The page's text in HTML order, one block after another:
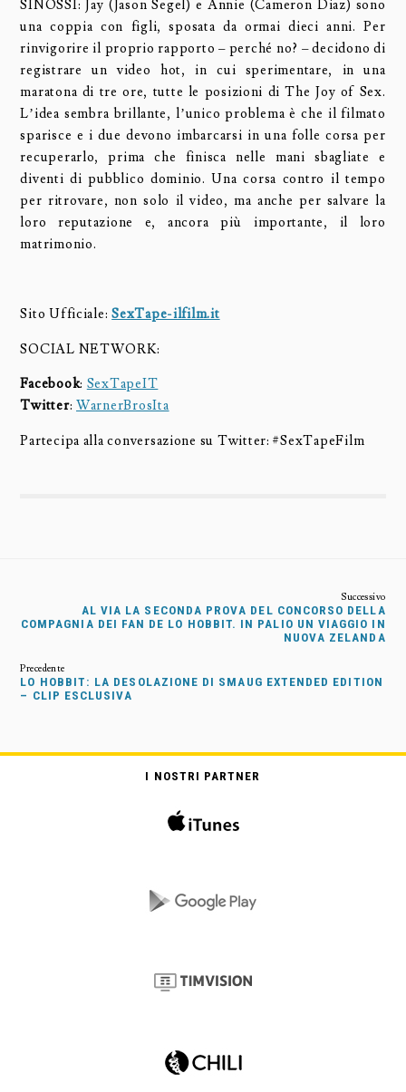
SINOSSI: Jay (Jason Segel) e Annie (Cameron Diaz) sono
una coppia con figli, sposata da ormai dieci anni. Per
rinvigorire il proprio rapporto – perché no? – decidono di
registrare un video hot, in cui sperimentare, in una
maratona di tre ore, tutte le posizioni di The Joy of Sex.
L’idea sembra brillante, l’unico problema è che il filmato
sparisce e i due devono imbarcarsi in una folle corsa per
recuperarlo, prima che finisca nelle mani sbagliate e
diventi di pubblico dominio. Una corsa contro il tempo
per ritrovare, non solo il video, ma anche per salvare la
loro reputazione e, ancora più importante, il loro
matrimonio.
Sito Ufficiale: SexTape-ilfilm.it
SOCIAL NETWORK:
Facebook: SexTapeIT
Twitter:WarnerBrosIta
Partecipa alla conversazione su Twitter: #SexTapeFilm
AL VIA LA SECONDA PROVA DEL CONCORSO DELLA
COMPAGNIA DEI FAN DE LO HOBBIT. IN PALIO UN VIAGGIO IN
NUOVA ZELANDA
LO HOBBIT: LA DESOLAZIONE DI SMAUG EXTENDED EDITION
– CLIP ESCLUSIVA
I NOSTRI PARTNER